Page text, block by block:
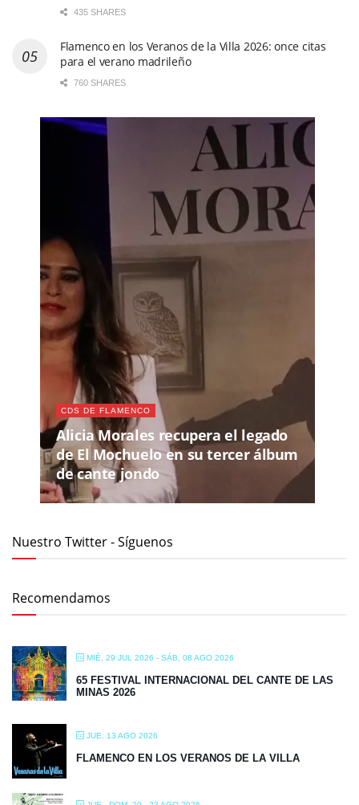
435 SHARES
Flamenco en los Veranos de la Villa 2026: once citas
para el verano madrileño
760 SHARES
CDS DE FLAMENCO
Alicia Morales recupera el legado
de El Mochuelo en su tercer álbum
de cante jondo
Nuestro Twitter - Síguenos
Recomendamos
MIÉ, 29 JUL 2026 - SÁB, 08 AGO 2026
65 FESTIVAL INTERNACIONAL DEL CANTE DE LAS
MINAS 2026
JUE, 13 AGO 2026
FLAMENCO EN LOS VERANOS DE LA VILLA